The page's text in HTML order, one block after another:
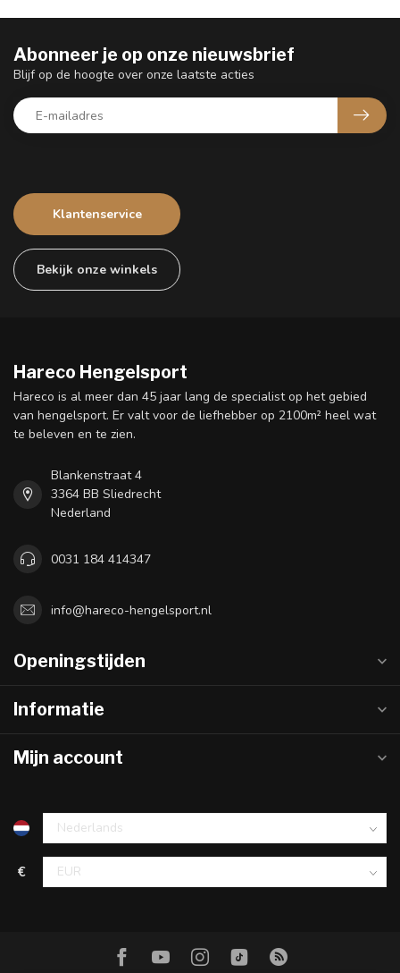
Klantenservice
Bekijk onze winkels
Abonneer je op onze nieuwsbrief
Blijf op de hoogte over onze laatste acties
Hareco Hengelsport
Hareco is al meer dan 45 jaar lang de specialist op het gebied
van hengelsport. Er valt voor de liefhebber op 2100m² heel wat
te beleven en te zien.
Blankenstraat 4
3364 BB Sliedrecht
Nederland
0031 184 414347
info@hareco-hengelsport.nl
Openingstijden
Informatie
Mijn account
€